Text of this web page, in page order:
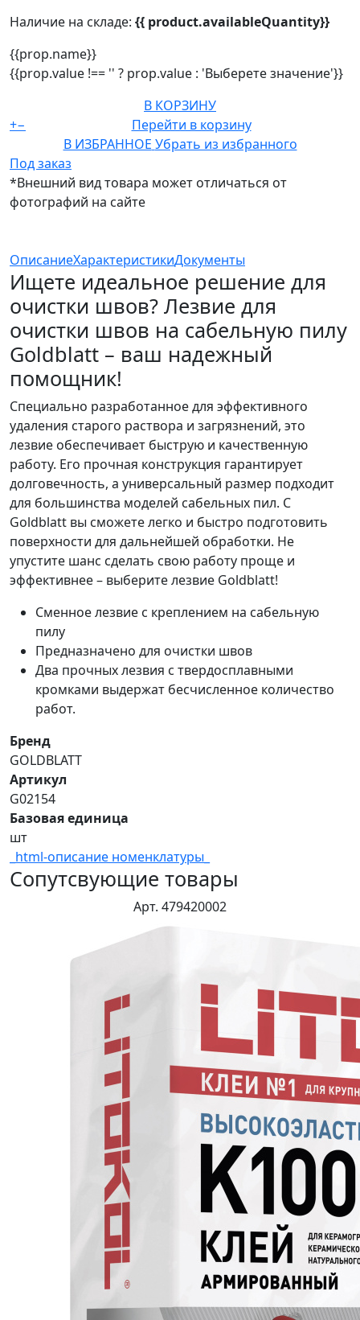
Наличие на складе: {{ product.availableQuantity}}
{{prop.name}}
{{prop.value !== '' ? prop.value : 'Выберете значение'}}
В КОРЗИНУ
+−
Перейти в корзину
В ИЗБРАННОЕ Убрать из избранного
Под заказ
*Внешний вид товара может отличаться от
фотографий на сайте
ОписаниеХарактеристикиДокументы
Ищете идеальное решение для
очистки швов? Лезвие для
очистки швов на сабельную пилу
Goldblatt – ваш надежный
помощник!
Специально разработанное для эффективного
удаления старого раствора и загрязнений, это
лезвие обеспечивает быструю и качественную
работу. Его прочная конструкция гарантирует
долговечность, а универсальный размер подходит
для большинства моделей сабельных пил. С
Goldblatt вы сможете легко и быстро подготовить
поверхности для дальнейшей обработки. Не
упустите шанс сделать свою работу проще и
эффективнее – выберите лезвие Goldblatt!
Сменное лезвие с креплением на сабельную
пилу
Предназначено для очистки швов
Два прочных лезвия с твердосплавными
кромками выдержат бесчисленное количество
работ.
Бренд
GOLDBLATT
Артикул
G02154
Базовая единица
шт
_html-описание номенклатуры_
Сопутсвующие товары
Арт. 479420002